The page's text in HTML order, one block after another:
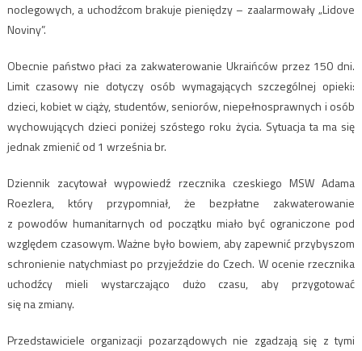
noclegowych, a uchodźcom brakuje pieniędzy – zaalarmowały „Lidove
Noviny”.
Obecnie państwo płaci za zakwaterowanie Ukraińców przez 150 dni.
Limit czasowy nie dotyczy osób wymagających szczególnej opieki:
dzieci, kobiet w ciąży, studentów, seniorów, niepełnosprawnych i osób
wychowujących dzieci poniżej szóstego roku życia. Sytuacja ta ma się
jednak zmienić od 1 września br.
Dziennik zacytował wypowiedź rzecznika czeskiego MSW Adama
Roezlera, który przypomniał, że bezpłatne zakwaterowanie
z powodów humanitarnych od początku miało być ograniczone pod
względem czasowym. Ważne było bowiem, aby zapewnić przybyszom
schronienie natychmiast po przyjeździe do Czech. W ocenie rzecznika
uchodźcy mieli wystarczająco dużo czasu, aby przygotować
się na zmiany.
Przedstawiciele organizacji pozarządowych nie zgadzają się z tymi